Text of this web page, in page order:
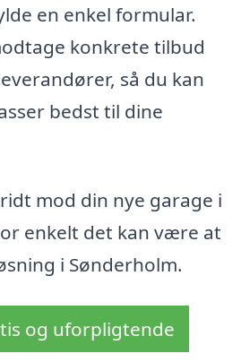
en enkel formular.
konkrete tilbud
så du kan
bedst til dine
mod din nye garage i
enkelt det kan være at
i Sønderholm.
og uforpligtende